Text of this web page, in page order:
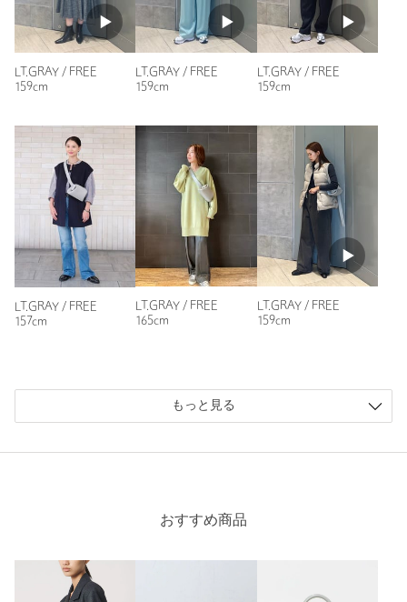
LT.GRAY / FREE
159cm
LT.GRAY / FREE
159cm
LT.GRAY / FREE
159cm
LT.GRAY / FREE
157cm
LT.GRAY / FREE
165cm
LT.GRAY / FREE
159cm
もっと見る
おすすめ商品